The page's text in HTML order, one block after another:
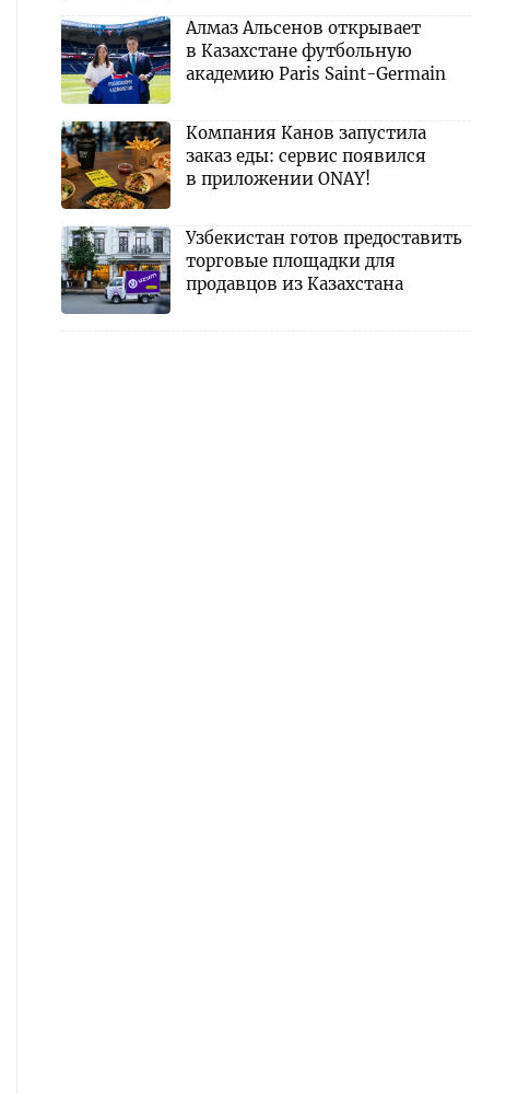
Алмаз Альсенов открывает
в Казахстане футбольную
академию Paris Saint-Germain
Компания Канов запустила
заказ еды: сервис появился
в приложении ONAY!
Узбекистан готов предоставить
торговые площадки для
продавцов из Казахстана